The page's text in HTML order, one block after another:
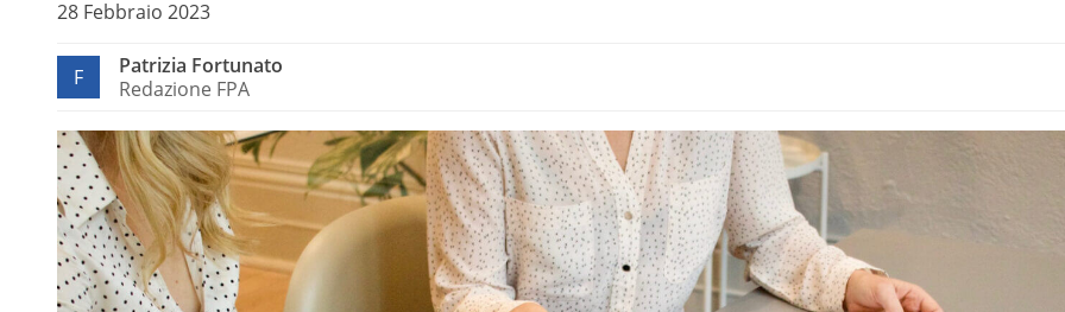
28 Febbraio 2023
F
Patrizia Fortunato
Redazione FPA